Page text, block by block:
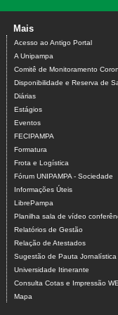
Mais
Acesso ao Antigo Portal
A Unipampa
Comitê de Monitoramento
Disponibilidade e Reserva de
Diárias
Estágios
Eventos
FECIPAMPA
Formatura
Frota e Logística
Fórum UNIPAMPA - Sociedade
Informações Úteis
LibrePampa
Planilha sala de vídeo
Relatórios de Gestão
Relação de Atestados
Sugestão de Pauta Jornalística
Universidade Itinerante
Consulta Cotas e Impressão
Mapa